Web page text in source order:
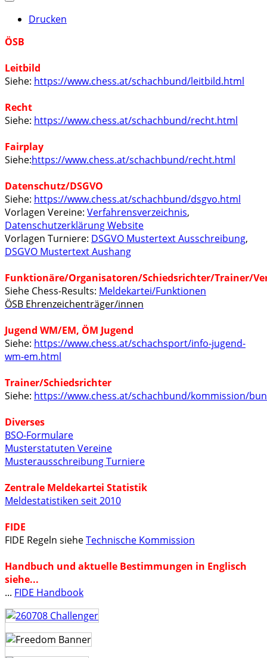
Drucken
ÖSB
Leitbild
Siehe: https://www.chess.at/schachbund/leitbild.html
Recht
Siehe: https://www.chess.at/schachbund/recht.html
Fairplay
Siehe:https://www.chess.at/schachbund/recht.html
Datenschutz/DSGVO
Siehe: https://www.chess.at/schachbund/dsgvo.html
Vorlagen Vereine: Verfahrensverzeichnis,
Datenschutzerklärung Website
Vorlagen Turniere: DSGVO Mustertext Ausschreibung,
DSGVO Mustertext Aushang
Funktionäre/Organisatoren/Schiedsrichter/Trainer/
Siehe Chess-Results: Meldekartei/Funktionen
ÖSB Ehrenzeichenträger/innen
Jugend WM/EM, ÖM Jugend
Siehe: https://www.chess.at/schachsport/info-jugend-
wm-em.html
Trainer/Schiedsrichter
Siehe: https://www.chess.at/schachbund/kommission/
Diverses
BSO-Formulare
Musterstatuten Vereine
Musterausschreibung Turniere
Zentrale Meldekartei Statistik
Meldestatistiken seit 2010
FIDE
FIDE Regeln sieheTechnische Kommission
Handbuch und aktuelle Bestimmungen in Englisch
siehe...
... FIDE Handbook